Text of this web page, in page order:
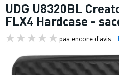
UDG U8320BL
FLX4 Hardcase -
pas encore d'avis